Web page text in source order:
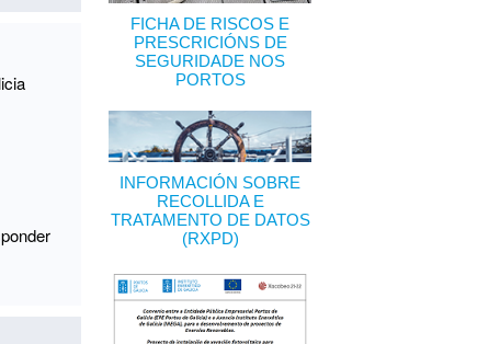
FICHA DE RISCOS E
PRESCRICIÓNS DE
SEGURIDADE NOS
PORTOS
INFORMACIÓN SOBRE
RECOLLIDA E
TRATAMENTO DE DATOS
(RXPD)